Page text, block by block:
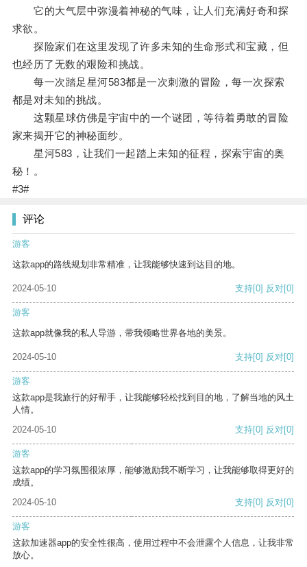
它的大气层中弥漫着神秘的气味，让人们充满好奇和探
求欲。
探险家们在这里发现了许多未知的生命形式和宝藏，但
也经历了无数的艰险和挑战。
每一次踏足星河583都是一次刺激的冒险，每一次探索
都是对未知的挑战。
这颗星球仿佛是宇宙中的一个谜团，等待着勇敢的冒险
家来揭开它的神秘面纱。
星河583，让我们一起踏上未知的征程，探索宇宙的奥
秘！。
#3#
评论
游客
这款app的路线规划非常精准，让我能够快速到达目的地。
2024-05-10 支持[0] 反对[0]
游客
这款app就像我的私人导游，带我领略世界各地的美景。
2024-05-10 支持[0] 反对[0]
游客
这款app是我旅行的好帮手，让我能够轻松找到目的地，了解当地的风土
人情。
2024-05-10
支持[0] 反对[0]
游客
这款app的学习氛围很浓厚，能够激励我不断学习，让我能够取得更好的
成绩。
2024-05-10
支持[0] 反对[0]
游客
这款加速器app的安全性很高，使用过程中不会泄露个人信息，让我非常
放心。